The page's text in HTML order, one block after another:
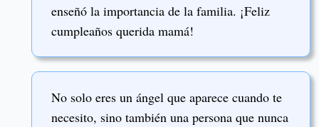
enseñó la importancia de la familia. ¡Feliz
cumpleaños querida mamá!
No solo eres un ángel que aparece cuando te
necesito, sino también una persona que nunca